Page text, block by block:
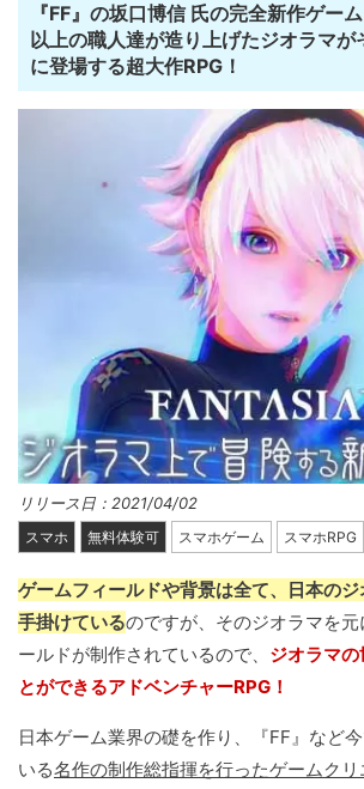
『FF』の坂口博信 氏の完全新作ゲー
以上の職人達が造り上げたジオラマが
に登場する超大作RPG！
リリース日：2021/04/02
スマホ 無料体験可 スマホゲーム スマホRPG
ゲームフィールドや背景は全て、日本の
手掛けているのですが、そのジオラマを元
ールドが制作されているので、 ジオラマ
とができるアドベンチャーRPG！
日本ゲーム業界の礎を作り、『FF』など
いる名作の制作総指揮を行ったゲームク